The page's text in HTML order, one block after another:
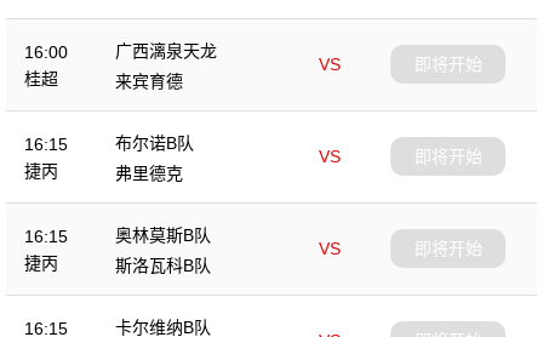
16:00
桂超
广西漓泉天龙
VS
来宾育德
即将开始
16:15
捷丙
布尔诺B队
VS
弗里德克
即将开始
16:15
捷丙
奥林莫斯B队
VS
斯洛瓦科B队
即将开始
16:15 卡尔维纳B队